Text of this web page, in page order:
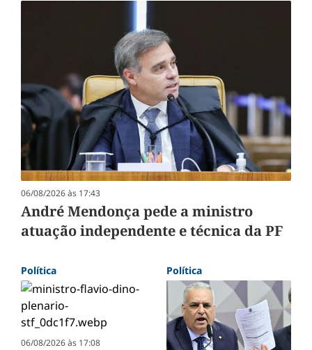
06/08/2026 às 17:43
André Mendonça pede a ministro
atuação independente e técnica da PF
Política
06/08/2026 às 17:08
Política